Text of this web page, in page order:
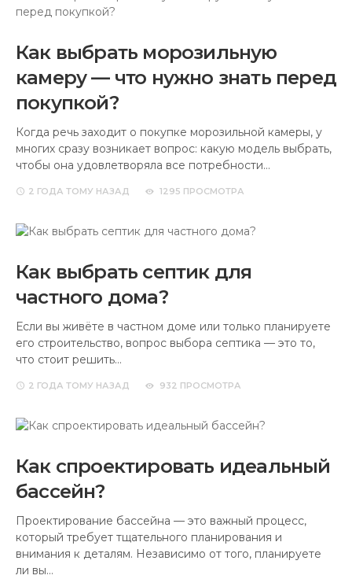
Как выбрать морозильную
камеру — что нужно знать перед
покупкой?
Когда речь заходит о покупке морозильной камеры, у
многих сразу возникает вопрос: какую модель выбрать,
чтобы она удовлетворяла все потребности…
2 ГОДА ТОМУ НАЗАД 1295 ПРОСМОТРА
Как выбрать септик для
частного дома?
Если вы живёте в частном доме или только планируете
его строительство, вопрос выбора септика — это то,
что стоит решить…
2 ГОДА ТОМУ НАЗАД 932 ПРОСМОТРА
Как спроектировать идеальный
бассейн?
Проектирование бассейна — это важный процесс,
который требует тщательного планирования и
внимания к деталям. Независимо от того, планируете
ли вы…